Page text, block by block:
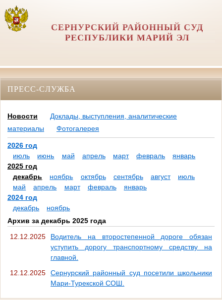
СЕРНУРСКИЙ РАЙОННЫЙ СУД
РЕСПУБЛИКИ МАРИЙ ЭЛ
ПРЕСС-СЛУЖБА
Новости
Доклады, выступления, аналитические
материалы
Фотогалерея
2026 год
июль
июнь май апрель март февраль
январь
2025 год
декабрь
ноябрь октябрь сентябрь август
июль
май
апрель март февраль
январь
2024 год
декабрь
ноябрь
Архив за декабрь 2025 года
12.12.2025
Водитель на второстепенной дороге обязан
уступить дорогу транспортному средству на
главной.
12.12.2025
Сернурский районный суд посетили школьники
Мари-Турекской СОШ.